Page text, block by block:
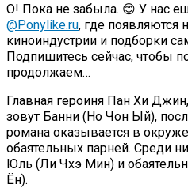
О! Пока не забыла. 😊 У нас
@Ponylike.ru, где появляются
киноиндустрии и подборки
Подпишитесь сейчас, чтобы
продолжаем…
Главная героиня Пан Хи
зовут Банни (Но Чон Ый),
романа оказывается в
обаятельных парней. Среди
Юль (Ли Чхэ Мин) и
Ён).